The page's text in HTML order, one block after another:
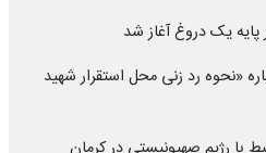
پایه یک دروغ آغاز شد
«نحوه رد زنی محل استقرار شهید